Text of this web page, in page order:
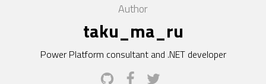
Author
taku_ma_ru
Power Platform consultant and .NET developer